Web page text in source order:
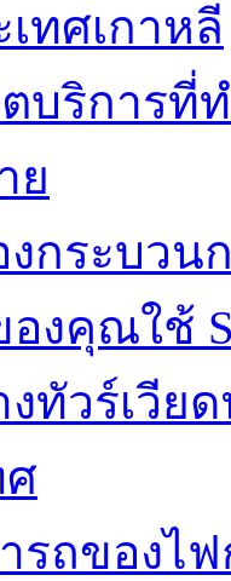
ทศเกาหลี
ตบริการ
ย
กระบวน
งคุณใช้
งทัวร์เวี
ศ
รถของไ